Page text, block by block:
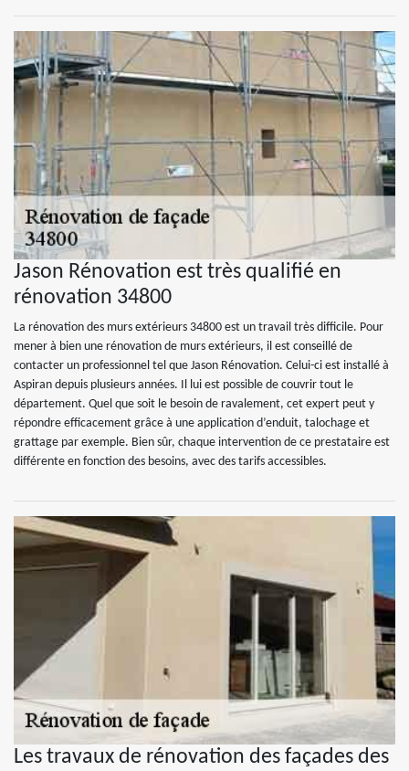
Jason Rénovation est très qualifié en
rénovation 34800
La rénovation des murs extérieurs 34800 est un travail très difficile. Pour
mener à bien une rénovation de murs extérieurs, il est conseillé de
contacter un professionnel tel que Jason Rénovation. Celui-ci est installé à
Aspiran depuis plusieurs années. Il lui est possible de couvrir tout le
département. Quel que soit le besoin de ravalement, cet expert peut y
répondre efficacement grâce à une application d’enduit, talochage et
grattage par exemple. Bien sûr, chaque intervention de ce prestataire est
différente en fonction des besoins, avec des tarifs accessibles.
Les travaux de rénovation des façades des